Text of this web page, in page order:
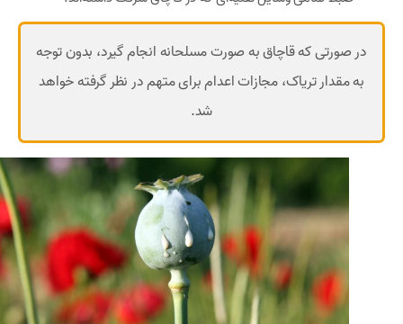
در صورتی که قاچاق به صورت مسلحانه انجام گیرد، بدون توجه
به مقدار تریاک، مجازات اعدام برای متهم در نظر گرفته خواهد
شد.